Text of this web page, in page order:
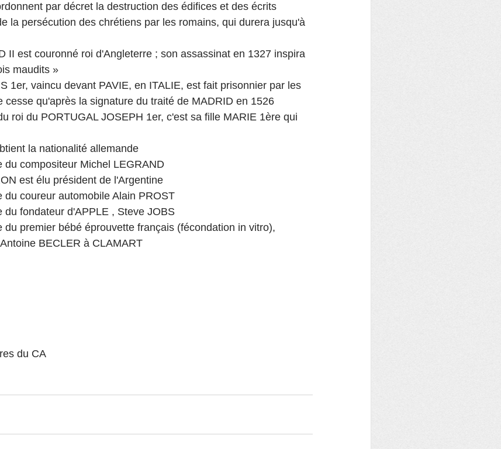
par décret la destruction des édifices et des écrits
la persécution des chrétiens par les romains, qui durera jusqu'à
II est couronné roi d'Angleterre ; son assassinat en 1327 inspira
maudits »
1er, vaincu devant PAVIE, en ITALIE, est fait prisonnier par les
cesse qu'après la signature du traité de MADRID en 1526
roi du PORTUGAL JOSEPH 1er, c'est sa fille MARIE 1ère qui
la nationalité allemande
du compositeur Michel LEGRAND
est élu président de l'Argentine
du coureur automobile Alain PROST
du fondateur d'APPLE , Steve JOBS
du premier bébé éprouvette français (fécondation in vitro),
BECLER à CLAMART
du CA